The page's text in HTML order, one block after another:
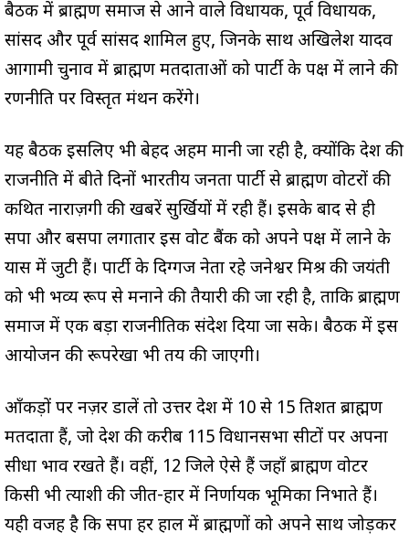
बैठक में ब्राह्मण समाज से आने वाले विधायक, पूर्व विधायक,
सांसद और पूर्व सांसद शामिल हुए, जिनके साथ अखिलेश यादव
आगामी चुनाव में ब्राह्मण मतदाताओं को पार्टी के पक्ष में लाने की
रणनीति पर विस्तृत मंथन करेंगे।
यह बैठक इसलिए भी बेहद अहम मानी जा रही है, क्योंकि प्रदेश की
राजनीति में बीते दिनों भारतीय जनता पार्टी से ब्राह्मण वोटरों की
कथित नाराज़गी की खबरें सुर्खियों में रही हैं। इसके बाद से ही
सपा और बसपा लगातार इस वोट बैंक को अपने पक्ष में लाने के
प्रयास में जुटी हैं। पार्टी के दिग्गज नेता रहे जनेश्वर मिश्र की जयंती
को भी भव्य रूप से मनाने की तैयारी की जा रही है, ताकि ब्राह्मण
समाज में एक बड़ा राजनीतिक संदेश दिया जा सके। बैठक में इस
आयोजन की रूपरेखा भी तय की जाएगी।
आँकड़ों पर नज़र डालें तो उत्तर प्रदेश में 10 से 15 प्रतिशत ब्राह्मण
मतदाता हैं, जो प्रदेश की करीब 115 विधानसभा सीटों पर अपना
सीधा प्रभाव रखते हैं। वहीं, 12 जिले ऐसे हैं जहाँ ब्राह्मण वोटर
किसी भी प्रत्याशी की जीत-हार में निर्णायक भूमिका निभाते हैं।
यही वजह है कि सपा हर हाल में ब्राह्मणों को अपने साथ जोड़कर